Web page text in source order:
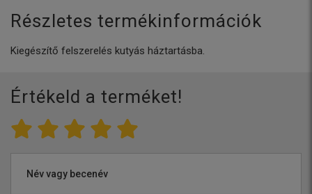
Részletes termékinformációk
Kiegészítő felszerelés kutyás háztartásba.
Értékeld a terméket!
Név vagy becenév